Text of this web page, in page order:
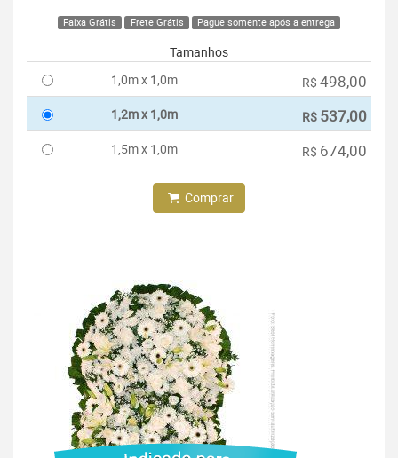
Faixa Grátis Frete Grátis Pague somente após a entrega
Tamanhos
1,0m x 1,0m
R$ 498,00
1,2m x 1,0m R$ 537,00
1,5m x 1,0m R$ 674,00
Comprar